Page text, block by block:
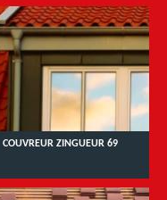
COUVREUR ZINGUEUR 69